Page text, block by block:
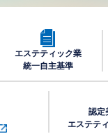
エステティック業
統一自主基準
認定
エステテ